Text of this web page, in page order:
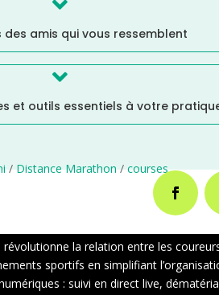
des amis qui vous ressemblent

et outils essentiels à votre
/Distance Marathon/courses
révolutionne la relation entre les
sportifs en simplifiant
: suivi en direct live,